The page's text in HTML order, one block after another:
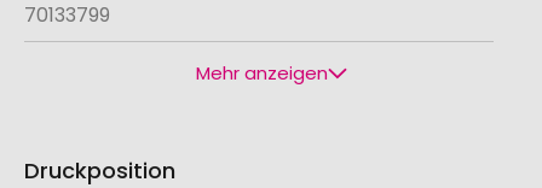
70133799
Mehr anzeigen
Druckposition